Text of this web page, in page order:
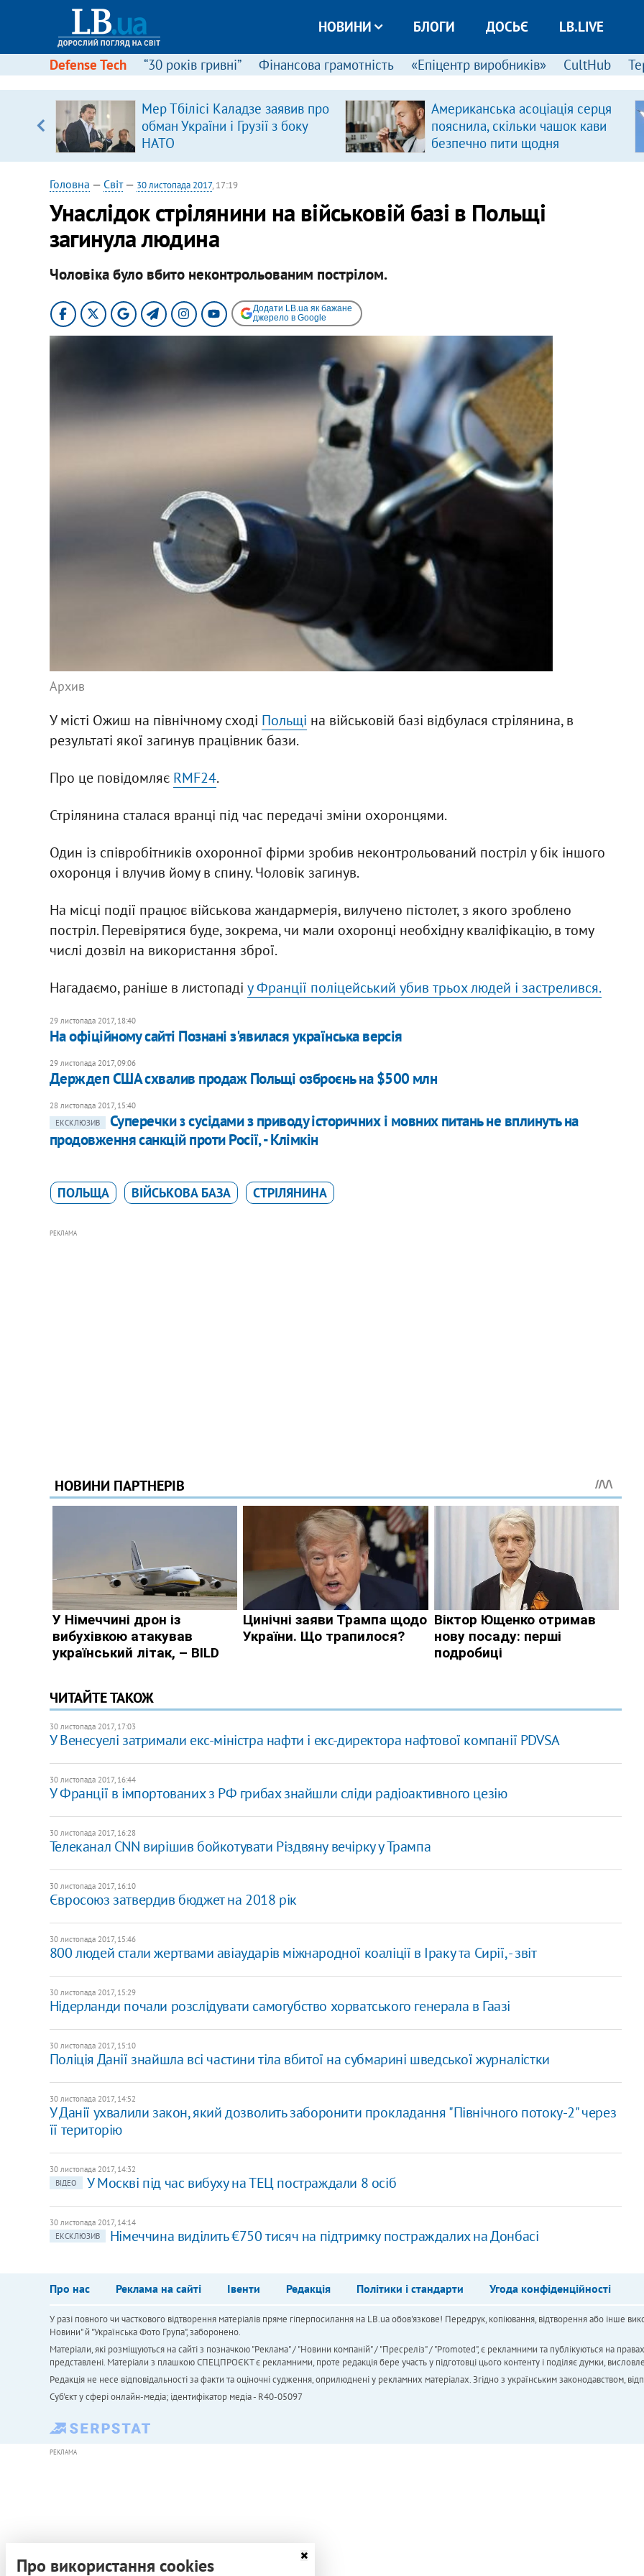
НОВИНИ БЛОГИ ДОСЬЄ LB.LIVE
Defense Tech “30 років гривні” Фінансова грамотність «Епіцентр виробників» CultHub
Мер Тбілісі Каладзе заявив про
обман України і Грузії з боку
НАТО
Американська асоціація серця
пояснила, скільки чашок кави
безпечно пити щодня
Головна — Світ— 30 листопада 2017, 17:19
Унаслідок стрілянини на військовій базі в Польщі
загинула людина
Чоловіка було вбито неконтрольованим пострілом.
Додати LB.ua як бажане
джерело в Google
Архив
У місті Ожиш на північному сході Польщі на військовій базі відбулася стрілянина, в
результаті якої загинув працівник бази.
Про це повідомляє RMF24.
Стрілянина сталася вранці під час передачі зміни охоронцями.
Один із співробітників охоронної фірми зробив неконтрольований постріл у бік іншого
охоронця і влучив йому в спину. Чоловік загинув.
На місці події працює військова жандармерія, вилучено пістолет, з якого зроблено
постріл. Перевірятися буде, зокрема, чи мали охоронці необхідну кваліфікацію, в тому
числі дозвіл на використання зброї.
Нагадаємо, раніше в листопаді у Франції поліцейський убив трьох людей і застрелився.
29 листопада 2017, 18:40
На офіційному сайті Познані з'явилася українська версія
29 листопада 2017, 09:06
Держдеп США схвалив продаж Польщі озброєнь на $500 млн
28 листопада 2017, 15:40
ЕКСКЛЮЗИВ
Суперечки з сусідами з приводу історичних і мовних питань не вплинуть на
продовження санкцій проти Росії, - Клімкін
ПОЛЬЩА ВІЙСЬКОВА БАЗА СТРІЛЯНИНА
РЕКЛАМА
ЧИТАЙТЕ ТАКОЖ
30 листопада 2017, 17:03
У Венесуелі затримали екс-міністра нафти і екс-директора нафтової компанії PDVSA
30 листопада 2017, 16:44
У Франції в імпортованих з РФ грибах знайшли сліди радіоактивного цезію
30 листопада 2017, 16:28
Телеканал CNN вирішив бойкотувати Різдвяну вечірку у Трампа
30 листопада 2017, 16:10
Євросоюз затвердив бюджет на 2018 рік
30 листопада 2017, 15:46
800 людей стали жертвами авіаударів міжнародної коаліції в Іраку та Сирії, - звіт
30 листопада 2017, 15:29
Нідерланди почали розслідувати самогубство хорватського генерала в Гаазі
30 листопада 2017, 15:10
Поліція Данії знайшла всі частини тіла вбитої на субмарині шведської журналістки
30 листопада 2017, 14:52
У Данії ухвалили закон, який дозволить заборонити прокладання "Північного потоку-2" через
її територію
30 листопада 2017, 14:32
ВІДЕО
У Москві під час вибуху на ТЕЦ постраждали 8 осіб
30 листопада 2017, 14:14
ЕКСКЛЮЗИВ
Німеччина виділить €750 тисяч на підтримку постраждалих на Донбасі
Про нас Реклама на сайті Івенти Редакція Політики і стандарти Угода конфіденційності
У разі повного чи часткового відтворення матеріалів пряме гіперпосилання на LB.ua обов'язкове! Передрук, копіювання, відтворення або інше
Новини" й "Українська Фото Група", заборонено.
Матеріали, які розміщуються на сайті з позначкою "Реклама" / "Новини компаній" / "Пресреліз" / "Promoted", є рекламними та публікуються на
представлені. Матеріали з плашкою СПЕЦПРОЄКТ є рекламними, проте редакція бере участь у підготовці цього контенту і поділяє думки,
Редакція не несе відповідальності за факти та оціночні судження, оприлюднені у рекламних матеріалах. Згідно з українським законодавством,
Cуб'єкт у сфері онлайн-медіа; ідентифікатор медіа - R40-05097
РЕКЛАМА
Про використання cookies